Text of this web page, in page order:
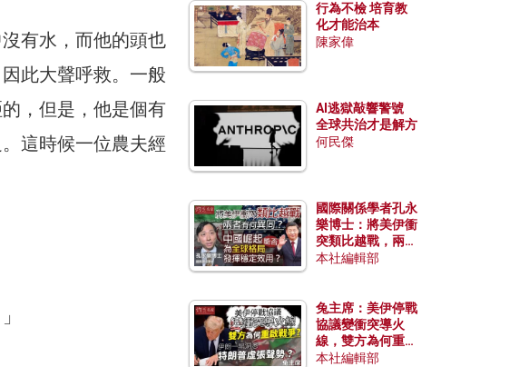
有水，而他的頭也
此大聲呼救。一般
，但是，他是個有
這時候一位農夫經
行為不檢 培育教
化才能治本
陳家偉
AI逃獄敲響警號
全球共治才是解方
何民傑
國際關係學者孔永
樂博士：將美伊衝
突類比越戰，兩者
有何異同？中國崛
本社編輯部
兔主席：美伊停戰
協議變衝突導火
線，雙方為何重啟
戰爭？伊朗一早洞
本社編輯部